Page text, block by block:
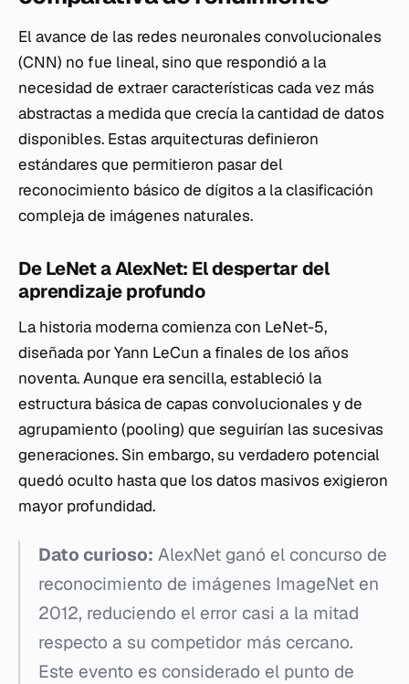
El avance de las redes neuronales convolucionales
(CNN) no fue lineal, sino que respondió a la
necesidad de extraer características cada vez más
abstractas a medida que crecía la cantidad de datos
disponibles. Estas arquitecturas definieron
estándares que permitieron pasar del
reconocimiento básico de dígitos a la clasificación
compleja de imágenes naturales.
De LeNet a AlexNet: El despertar del
aprendizaje profundo
La historia moderna comienza con LeNet-5,
diseñada por Yann LeCun a finales de los años
noventa. Aunque era sencilla, estableció la
estructura básica de capas convolucionales y de
agrupamiento (pooling) que seguirían las sucesivas
generaciones. Sin embargo, su verdadero potencial
quedó oculto hasta que los datos masivos exigieron
mayor profundidad.
Dato curioso: AlexNet ganó el concurso de
reconocimiento de imágenes ImageNet en
2012, reduciendo el error casi a la mitad
respecto a su competidor más cercano.
Este evento es considerado el punto de